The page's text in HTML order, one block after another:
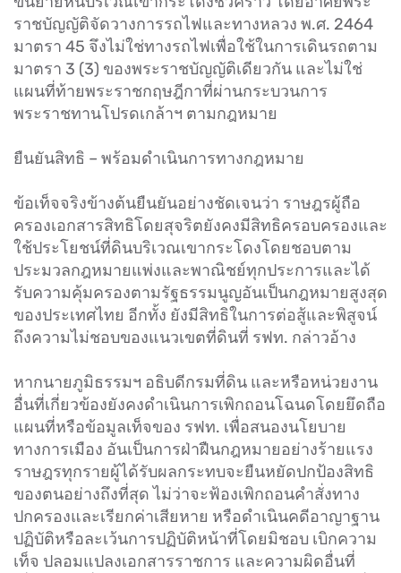
ราชบัญญัติจัดวางการรถไฟและทางหลวง พ.ศ. 2464
มาตรา 45 จึงไม่ใช่ทางรถไฟเพื่อใช้ในการเดินรถตาม
มาตรา 3 (3) ของพระราชบัญญัติเดียวกัน และไม่ใช่
แผนที่ท้ายพระราชกฤษฎีกาที่ผ่านกระบวนการ
พระราชทานโปรดเกล้าฯ ตามกฎหมาย
ยืนยันสิทธิ – พร้อมดำเนินการทางกฎหมาย
ข้อเท็จจริงข้างต้นยืนยันอย่างชัดเจนว่า ราษฎรผู้ถือ
ครองเอกสารสิทธิโดยสุจริตยังคงมีสิทธิครอบครองและ
ใช้ประโยชน์ที่ดินบริเวณเขากระโดงโดยชอบตาม
ประมวลกฎหมายแพ่งและพาณิชย์ทุกประการและได้
รับความคุ้มครองตามรัฐธรรมนูญอันเป็นกฎหมายสูงสุด
ของประเทศไทย อีกทั้ง ยังมีสิทธิในการต่อสู้และพิสูจน์
ถึงความไม่ชอบของแนวเขตที่ดินที่ รฟท. กล่าวอ้าง
หากนายภูมิธรรมฯ อธิบดีกรมที่ดิน และหรือหน่วยงาน
อื่นที่เกี่ยวข้องยังคงดำเนินการเพิกถอนโฉนดโดยยึดถือ
แผนที่หรือข้อมูลเท็จของ รฟท. เพื่อสนองนโยบาย
ทางการเมือง อันเป็นการฝ่าฝืนกฎหมายอย่างร้ายแรง
ราษฎรทุกรายผู้ได้รับผลกระทบจะยืนหยัดปกป้องสิทธิ
ของตนอย่างถึงที่สุด ไม่ว่าจะฟ้องเพิกถอนคำสั่งทาง
ปกครองและเรียกค่าเสียหาย หรือดำเนินคดีอาญาฐาน
ปฏิบัติหรือละเว้นการปฏิบัติหน้าที่โดยมิชอบ เบิกความ
เท็จ ปลอมแปลงเอกสารราชการ และความผิดอื่นที่